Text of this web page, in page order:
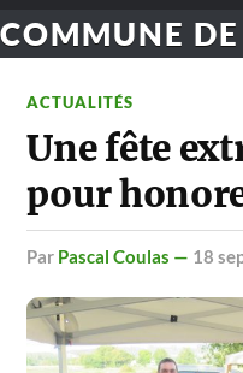
COMMUNE
ACTUALITÉS
Une fête
pour
par Pascal Coulas — 18